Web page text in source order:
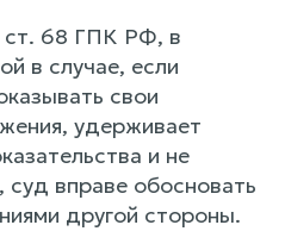
ст. 68 ГПК РФ, в
в случае, если
свои
удерживает
и не
суд вправе обосновать
другой стороны.